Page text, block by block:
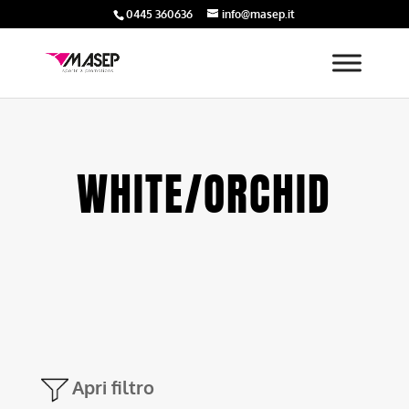
0445 360636 info@masep.it
WHITE/ORCHID
Apri filtro